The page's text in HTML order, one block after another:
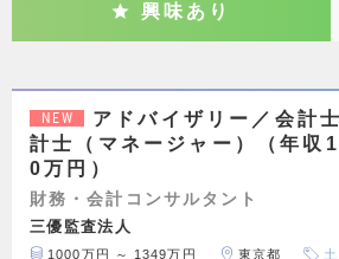
興味あり
NEW
アドバイザリー／会計
計士（マネージャー）（年収
0万円）
財務・会計コンサルタント
三優監査法人
1000万円 ～ 1349万円 東京都